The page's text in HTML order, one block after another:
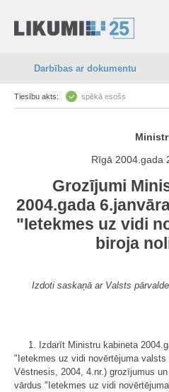
Darbības ar dokumentu
Tiesību akts: spēkā esošs
Rīgā 2004.gada
Grozījumi
2004.gada
"Ietekmes uz vidi
biroja
Izdoti saskaņā ar Valsts
1. Izdarīt Ministru kabineta
"Ietekmes uz vidi novērtējuma
Vēstnesis, 2004, 4.nr.) grozījumus
vārdus "Ietekmes uz vidi